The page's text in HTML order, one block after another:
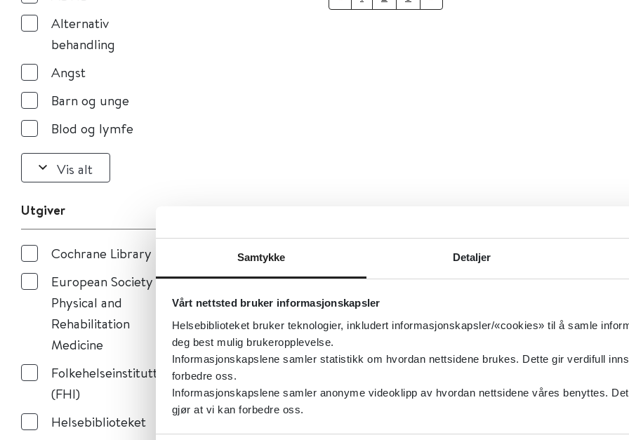
Samtykke Detaljer
Vårt nettsted bruker informasjonskapsler
Helsebiblioteket bruker teknologier, inkludert informasjonskapsler/«cookies» til å samle
deg best mulig brukeropplevelse.
Informasjonskapslene samler statistikk om hvordan nettsidene brukes. Dette gir verdifull
forbedre oss.
Informasjonskapslene samler anonyme videoklipp av hvordan nettsidene våres benyttes.
gjør at vi kan forbedre oss.
Alternativ
behandling
Angst
Barn og unge
Blod og lymfe
Vis alt
Utgiver
Cochrane Library
European Society of
Physical and
Rehabilitation
Medicine
Folkehelseinstituttet
(FHI)
Helsebiblioteket